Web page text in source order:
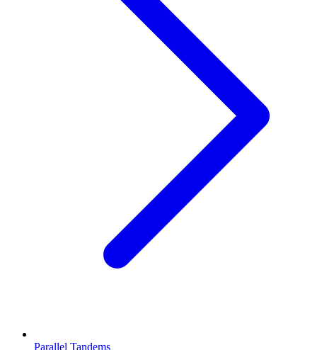
Parallel Tandems